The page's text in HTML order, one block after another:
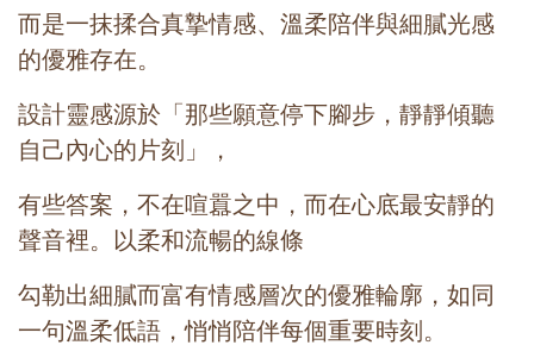
而是一抹揉合真摯情感、 溫柔陪伴與細膩光感
的優雅存在。
設計靈感源於「那些願意停下腳步， 靜靜傾聽
自己內心的片刻」，
有些答案，不在喧囂之中，而在心底最安靜的
聲音裡。 以柔和流暢的線條
勾勒出細膩而富有情感層次的優雅輪廓，如同
一句溫柔低語，悄悄陪伴每個重要時刻。